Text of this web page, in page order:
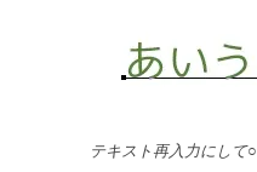
テキスト再入力にして○